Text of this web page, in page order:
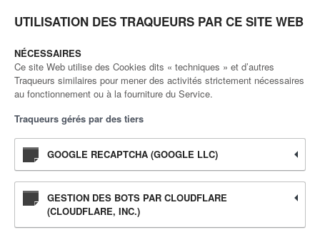
UTILISATION DES TRAQUEURS PAR CE SITE WEB
NÉCESSAIRES
Ce site Web utilise des Cookies dits « techniques » et d’autres
Traqueurs similaires pour mener des activités strictement nécessaires
au fonctionnement ou à la fourniture du Service.
Traqueurs gérés par des tiers
GOOGLE RECAPTCHA (GOOGLE LLC)
GESTION DES BOTS PAR CLOUDFLARE
(CLOUDFLARE, INC.)